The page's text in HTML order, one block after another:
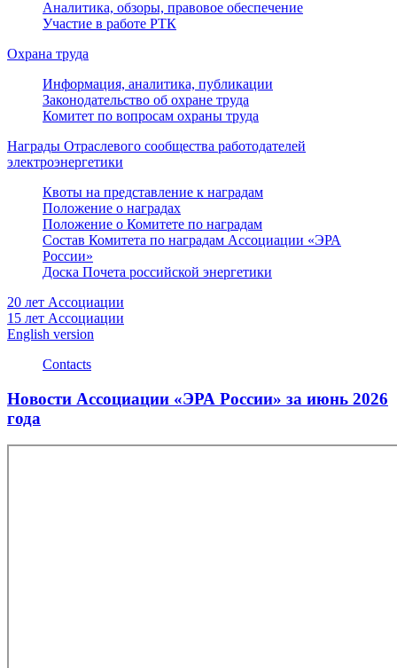
Аналитика, обзоры, правовое обеспечение
Участие в работе РТК
Охрана труда
Информация, аналитика, публикации
Законодательство об охране труда
Комитет по вопросам охраны труда
Награды Отраслевого сообщества работодателей
электроэнергетики
Квоты на представление к наградам
Положение о наградах
Положение о Комитете по наградам
Состав Комитета по наградам Ассоциации «ЭРА
России»
Доска Почета российской энергетики
20 лет Ассоциации
15 лет Ассоциации
English version
Contacts
Новости Ассоциации «ЭРА России» за июнь 2026
года